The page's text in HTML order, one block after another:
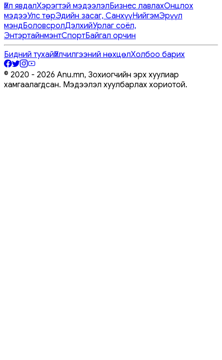
Үйл явдалХэрэгтэй мэдээлэлБизнес лавлахОнцлох
мэдээУлс төрЭдийн засаг, СанхүүНийгэмЭрүүл
мэндБоловсролДэлхийУрлаг соёл,
ЭнтэртайнмэнтСпортБайгал орчин
Бидний тухайҮйлчилгээний нөхцөлХолбоо барих
© 2020 - 2026 Anu.mn, Зохиогчийн эрх хуулиар
хамгаалагдсан. Мэдээлэл хуулбарлах хориотой.